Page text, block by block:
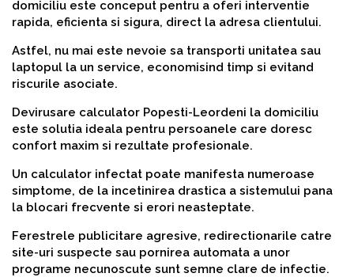
domiciliu este conceput pentru a oferi interventie
rapida, eficienta si sigura, direct la adresa clientului.
Astfel, nu mai este nevoie sa transporti unitatea sau
laptopul la un service, economisind timp si evitand
riscurile asociate.
Devirusare calculator Popesti-Leordeni la domiciliu
este solutia ideala pentru persoanele care doresc
confort maxim si rezultate profesionale.
Un calculator infectat poate manifesta numeroase
simptome, de la incetinirea drastica a sistemului pana
la blocari frecvente si erori neasteptate.
Ferestrele publicitare agresive, redirectionarile catre
site-uri suspecte sau pornirea automata a unor
programe necunoscute sunt semne clare de infectie.